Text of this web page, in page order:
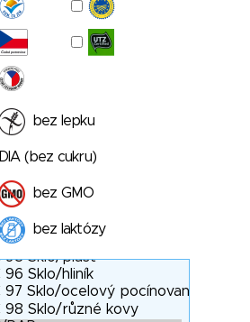
bez lepku
DIA (bez cukru)
bez GMO
bez laktózy